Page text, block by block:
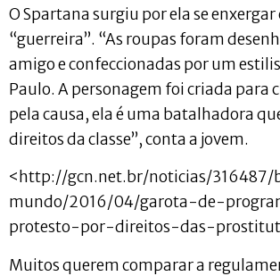
O Spartana surgiu por ela se
“guerreira”. “As roupas foram
amigo e confeccionadas por um
Paulo. A personagem foi criada para
pela causa, ela é uma batalhadora
direitos da classe”, conta a jovem.
<http://gcn.net.br/noticias/
mundo/2016/04/garota-de-
protesto-por-direitos-das-
Muitos querem comparar a